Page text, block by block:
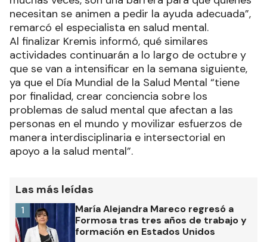
necesitan se animen a pedir la ayuda adecuada”,
remarcó el especialista en salud mental.
Al finalizar Kremis informó, qué similares
actividades continuarán a lo largo de octubre y
que se van a intensificar en la semana siguiente,
ya que el Día Mundial de la Salud Mental “tiene
por finalidad, crear conciencia sobre los
problemas de salud mental que afectan a las
personas en el mundo y movilizar esfuerzos de
manera interdisciplinaria e intersectorial en
apoyo a la salud mental”.
Las más leídas
María Alejandra Mareco regresó a
Formosa tras tres años de trabajo y
formación en Estados Unidos
1